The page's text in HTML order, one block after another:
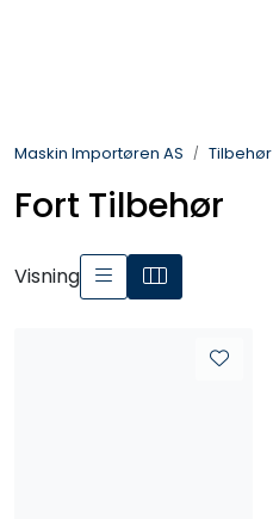
Maskin Importøren AS Tilbehør
Fort Tilbehør
Visning
Sprøyter
Hageredskaper